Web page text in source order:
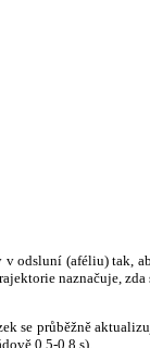
odsluní (aféliu) tak,
naznačuje,
se průběžně
0,5-0,8 s).